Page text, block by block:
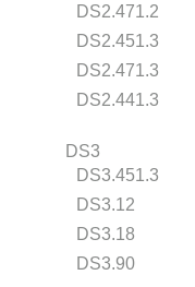
DS2.471.2
DS2.451.3
DS2.471.3
DS2.441.3
DS3
DS3.451.3
DS3.12
DS3.18
DS3.90